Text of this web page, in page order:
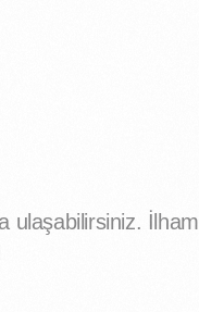
ulaşabilirsiniz. İlham